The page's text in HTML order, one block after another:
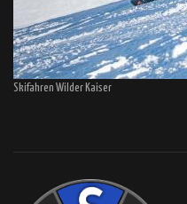
Skifahren Wilder Kaiser